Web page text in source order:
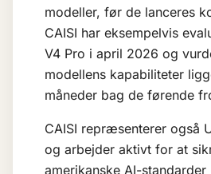
modeller, før de lanceres
CAISI har eksempelvis
V4 Pro i april 2026 og
modellens kapabiliteter
måneder bag de førende
CAISI repræsenterer også
og arbejder aktivt for at
amerikanske AI-standarder